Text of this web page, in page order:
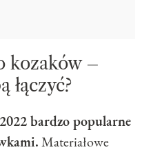
kozaków –
łączyć?
bardzo popularne
Materiałowe